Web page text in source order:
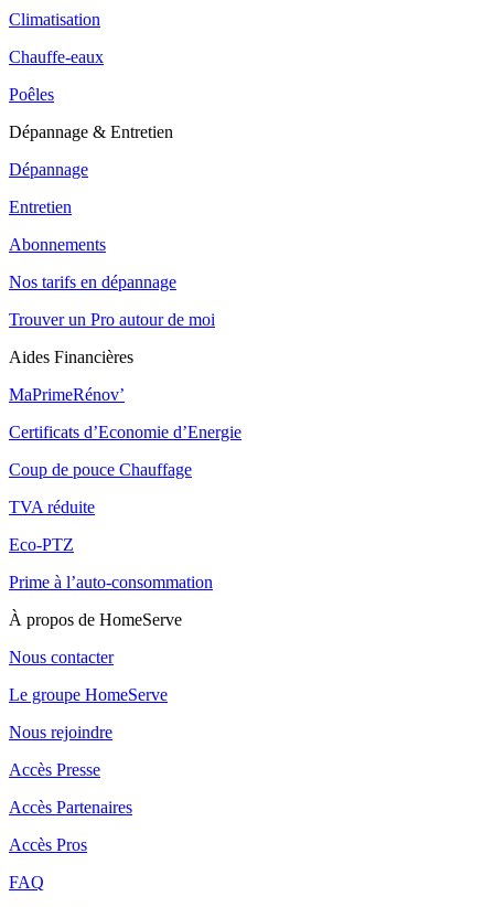
Climatisation
Chauffe-eaux
Poêles
Dépannage & Entretien
Dépannage
Entretien
Abonnements
Nos tarifs en dépannage
Trouver un Pro autour de moi
Aides Financières
MaPrimeRénov’
Certificats d’Economie d’Energie
Coup de pouce Chauffage
TVA réduite
Eco-PTZ
Prime à l’auto-consommation
À propos de HomeServe
Nous contacter
Le groupe HomeServe
Nous rejoindre
Accès Presse
Accès Partenaires
Accès Pros
FAQ